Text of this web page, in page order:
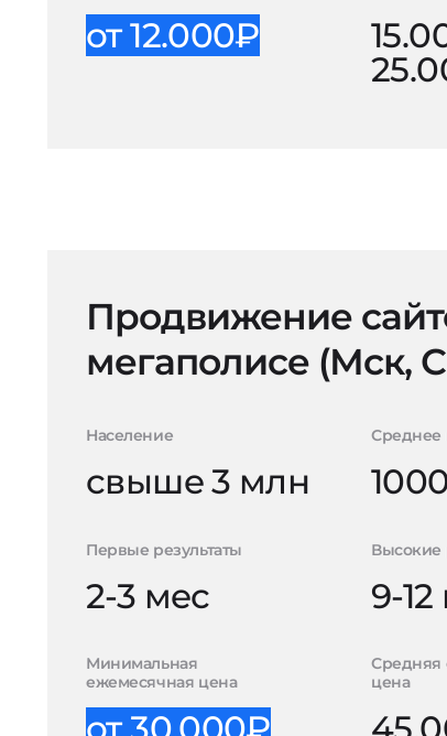
от 12.000₽
Продвижение
мегаполисе (Мск,
Население
свыше 3 млн
Среднее
Первые результаты
2-3 мес
Высокие
9-
Минимальная
ежемесячная цена
Средняя
цена